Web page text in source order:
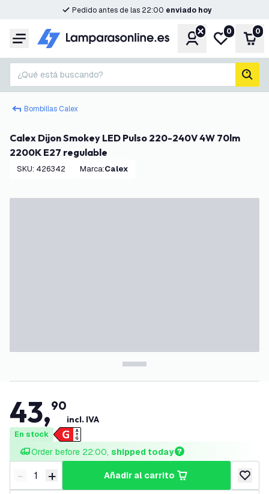
Pedido antes de las 22:00 enviado hoy
Menú CuentaMi lista de
0 0
¿Qué está buscando?
Bombillas Calex
Calex Dijon Smokey LED Pulso 220-240V 4W 70lm
2200K E27 regulable
SKU: 426342 Marca: Calex
43,90
incl. IVA
En stock
Order before 22:00, shipped today
Disminuir cantidad
- Aumentar cantidad
+ añadir al carrito
añadir